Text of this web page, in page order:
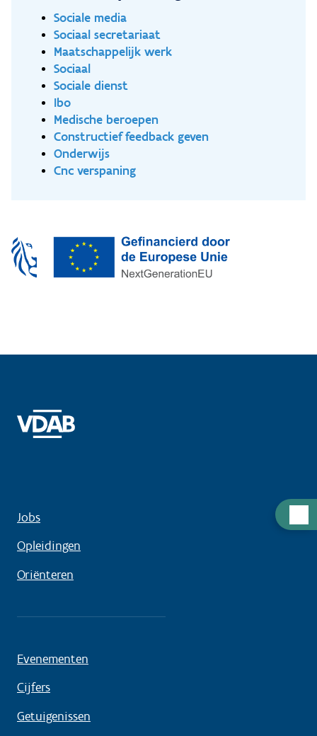
Sociale media
Sociaal secretariaat
Maatschappelijk werk
Sociaal
Sociale dienst
Ibo
Medische beroepen
Constructief feedback geven
Onderwijs
Cnc verspaning
Jobs
Opleidingen
Oriënteren
Evenementen
Cijfers
Getuigenissen